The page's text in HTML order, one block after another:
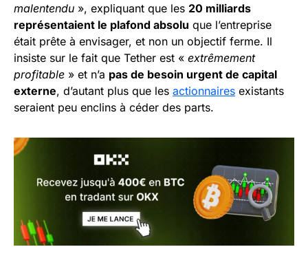
malentendu », expliquant que les 20 milliards
représentaient le plafond absolu que l’entreprise
était prête à envisager, et non un objectif ferme. Il
insiste sur le fait que Tether est « extrêmement
profitable » et n’a pas de besoin urgent de capital
externe, d’autant plus que les actionnaires existants
seraient peu enclins à céder des parts.